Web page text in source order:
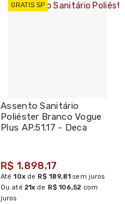
GRATIS SP
Assento Sanitário
Poliéster Branco Vogue
Plus AP.51.17 - Deca
R$ 1.898,17
Até10xde R$ 189,81 sem juros
Ou até 21x de R$ 106,52 com
juros